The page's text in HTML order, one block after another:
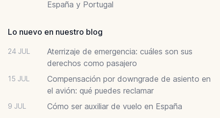
España y Portugal
Lo nuevo en nuestro blog
24 JUL
Aterrizaje de emergencia: cuáles son sus
derechos como pasajero
15 JUL
Compensación por downgrade de asiento en
el avión: qué puedes reclamar
9 JUL Cómo ser auxiliar de vuelo en España